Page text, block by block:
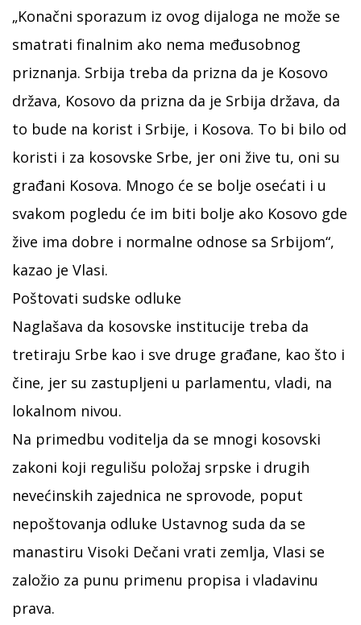
„Konačni sporazum iz ovog dijaloga ne može se
smatrati finalnim ako nema međusobnog
priznanja. Srbija treba da prizna da je Kosovo
država, Kosovo da prizna da je Srbija država, da
to bude na korist i Srbije, i Kosova. To bi bilo od
koristi i za kosovske Srbe, jer oni žive tu, oni su
građani Kosova. Mnogo će se bolje osećati i u
svakom pogledu će im biti bolje ako Kosovo gde
žive ima dobre i normalne odnose sa Srbijom“,
kazao je Vlasi.
Poštovati sudske odluke
Naglašava da kosovske institucije treba da
tretiraju Srbe kao i sve druge građane, kao što i
čine, jer su zastupljeni u parlamentu, vladi, na
lokalnom nivou.
Na primedbu voditelja da se mnogi kosovski
zakoni koji regulišu položaj srpske i drugih
nevećinskih zajednica ne sprovode, poput
nepoštovanja odluke Ustavnog suda da se
manastiru Visoki Dečani vrati zemlja, Vlasi se
založio za punu primenu propisa i vladavinu
prava.